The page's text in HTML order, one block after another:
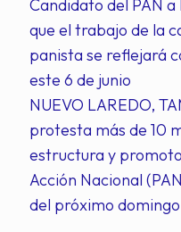
Candidato del PAN
que el trabajo de la
panista se reflejará
este 6 de junio
NUEVO LAREDO,
protesta más de 10
estructura y
Acción Nacional
del próximo